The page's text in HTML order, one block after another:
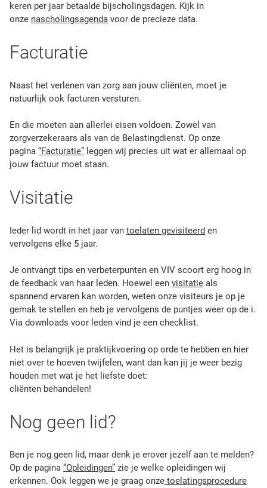
keren per jaar betaalde bijscholingsdagen. Kijk in
onze nascholingsagenda voor de precieze data.
Facturatie
Naast het verlenen van zorg aan jouw cliënten, moet je
natuurlijk ook facturen versturen.
En die moeten aan allerlei eisen voldoen. Zowel van
zorgverzekeraars als van de Belastingdienst. Op onze
pagina “Facturatie” leggen wij precies uit wat er allemaal op
jouw factuur moet staan.
Visitatie
Ieder lid wordt in het jaar van toelaten gevisiteerd en
vervolgens elke 5 jaar.
Je ontvangt tips en verbeterpunten en VIV scoort erg hoog in
de feedback van haar leden. Hoewel een visitatie als
spannend ervaren kan worden, weten onze visiteurs je op je
gemak te stellen en heb je vervolgens de puntjes weer op de i.
Via downloads voor leden vind je een checklist.
Het is belangrijk je praktijkvoering op orde te hebben en hier
niet over te hoeven twijfelen, want dan kan jij je weer bezig
houden met wat je het liefste doet:
cliënten behandelen!
Nog geen lid?
Ben je nog geen lid, maar denk je erover jezelf aan te melden?
Op de pagina “Opleidingen” zie je welke opleidingen wij
erkennen. Ook leggen we je graag onze toelatingsprocedure